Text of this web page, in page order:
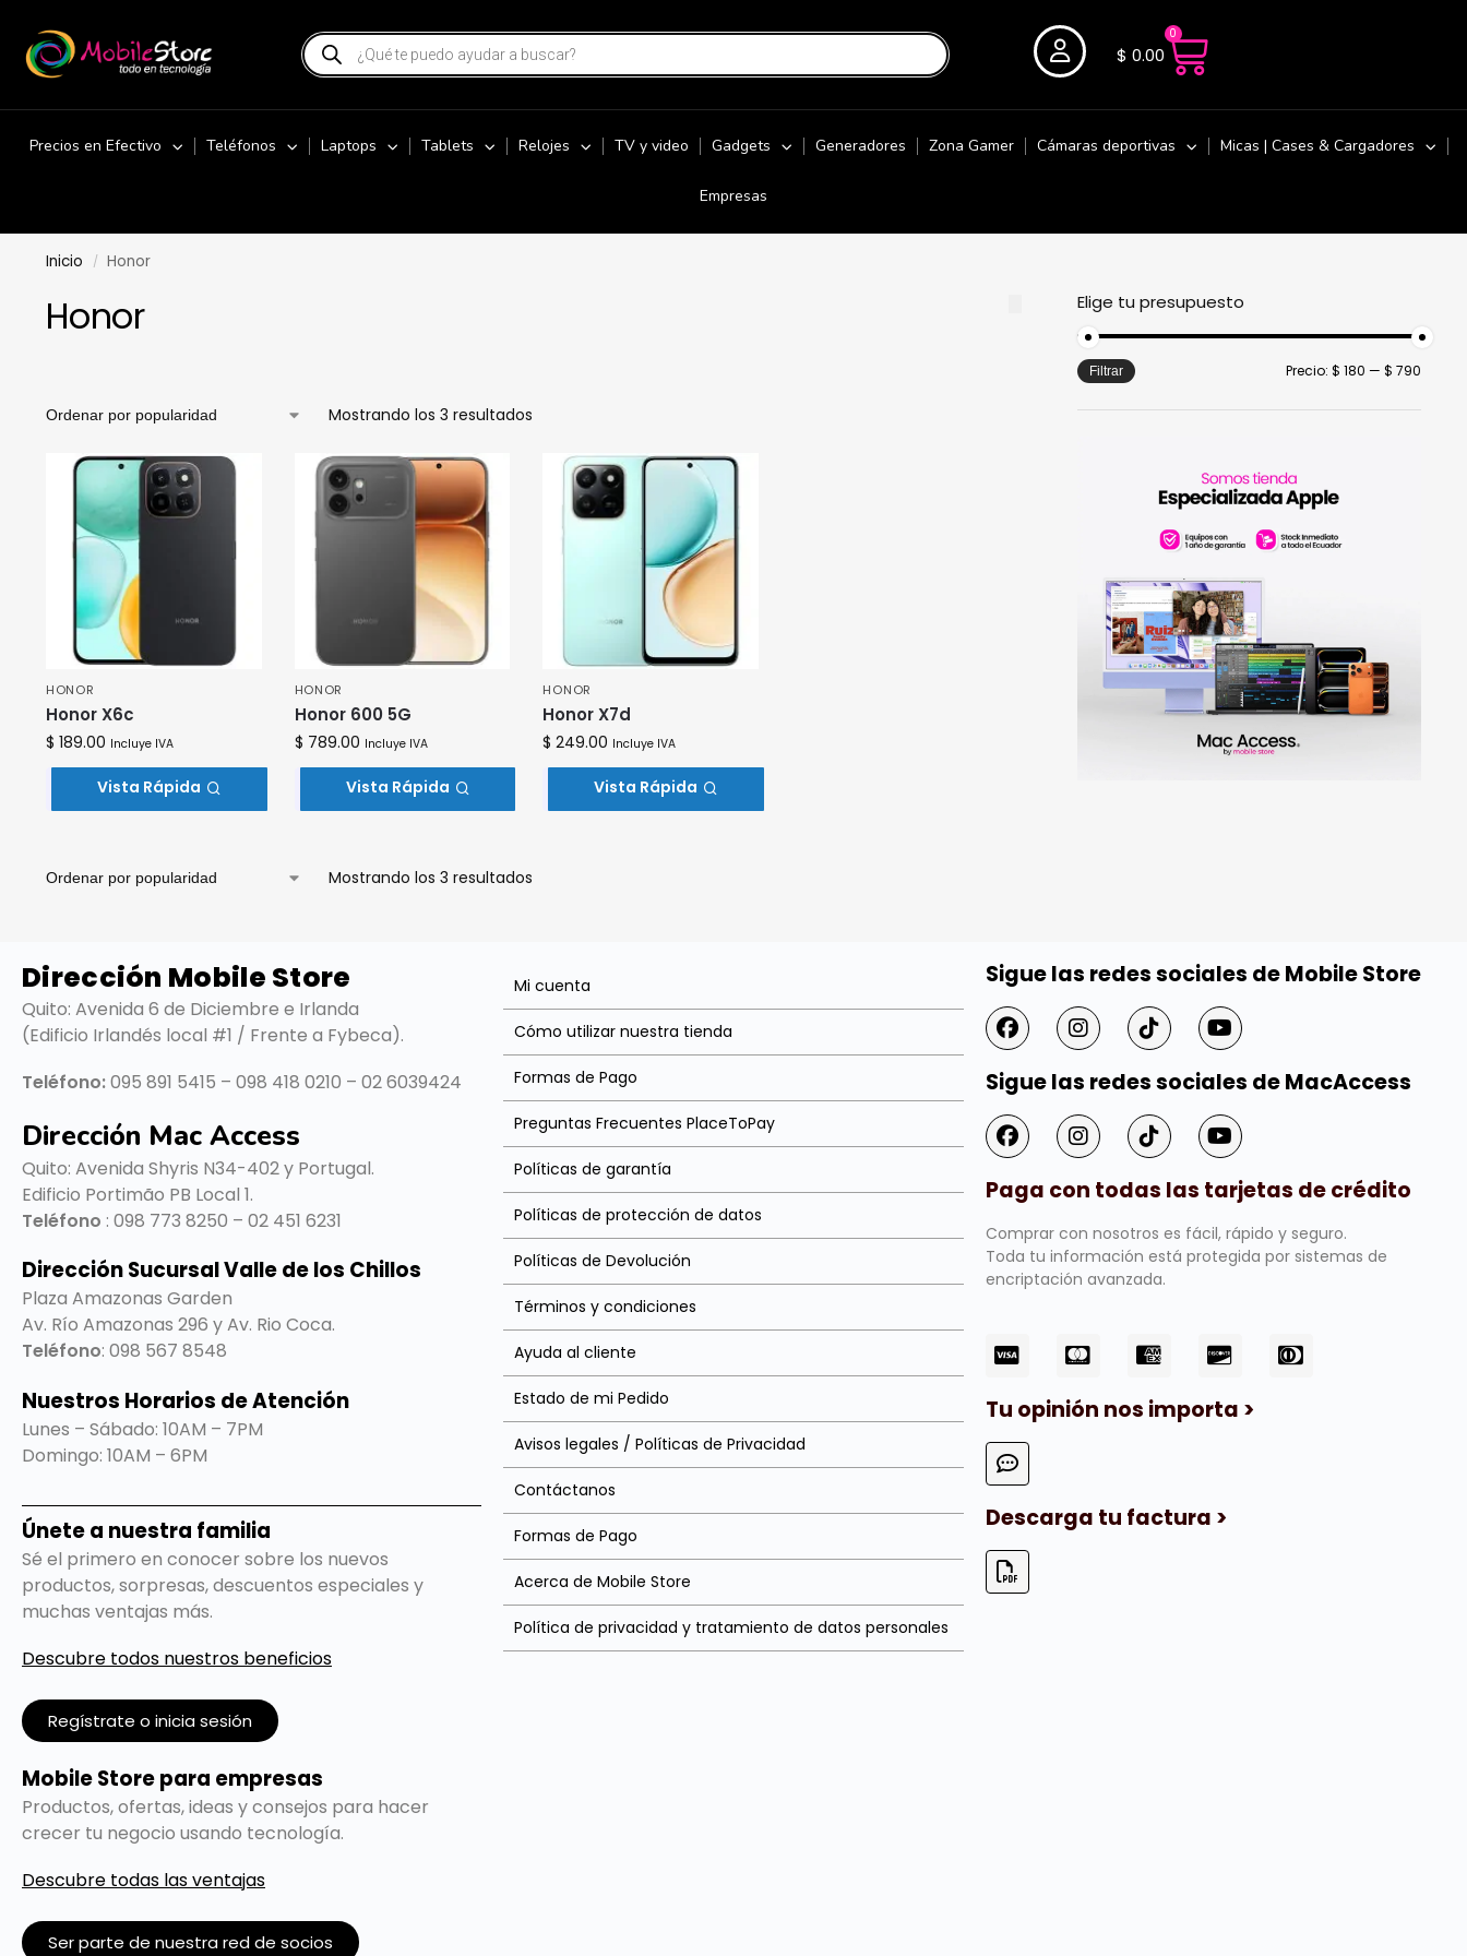
$ 0.00
0
Precios en Efectivo Teléfonos Laptops Tablets Relojes TV y video Gadgets Generadores Zona Gamer Cámaras deportivas Micas | Cases & Cargadores
Empresas
Inicio / Honor
Honor
Mostrando los 3 resultados
HONOR
Honor X6c
$ 189.00 Incluye IVA
Añadir al Carrito
Vista Rápida
HONOR
Honor 600 5G
$ 789.00 Incluye IVA
Añadir al Carrito
Vista Rápida
HONOR
Honor X7d
$ 249.00 Incluye IVA
Añadir al Carrito
Vista Rápida
Mostrando los 3 resultados
Elige tu presupuesto
Filtrar Precio:$ 180 —$ 790
Dirección Mobile Store
Quito: Avenida 6 de Diciembre e Irlanda
(Edificio Irlandés local #1 / Frente a Fybeca).
Teléfono:095 891 5415 – 098 418 0210 – 02 6039424
Dirección Mac Access
Quito: Avenida Shyris N34-402 y Portugal.
Edificio Portimão PB Local 1.
Teléfono : 098 773 8250 – 02 451 6231
Dirección Sucursal Valle de los Chillos
Plaza Amazonas Garden
Av. Río Amazonas 296 y Av. Rio Coca.
Teléfono: 098 567 8548
Nuestros Horarios de Atención
Lunes – Sábado: 10AM – 7PM
Domingo: 10AM – 6PM
Únete a nuestra familia
Sé el primero en conocer sobre los nuevos
productos, sorpresas, descuentos especiales y
muchas ventajas más.
Descubre todos nuestros beneficios
Regístrate o inicia sesión
Mobile Store para empresas
Productos, ofertas, ideas y consejos para hacer
crecer tu negocio usando tecnología.
Descubre todas las ventajas
Ser parte de nuestra red de socios
Mi cuenta
Cómo utilizar nuestra tienda
Formas de Pago
Preguntas Frecuentes PlaceToPay
Políticas de garantía
Políticas de protección de datos
Políticas de Devolución
Términos y condiciones
Ayuda al cliente
Estado de mi Pedido
Avisos legales / Políticas de Privacidad
Contáctanos
Formas de Pago
Acerca de Mobile Store
Política de privacidad y tratamiento de datos personales
Sigue las redes sociales de Mobile Store
Sigue las redes sociales de MacAccess
Paga con todas las tarjetas de crédito
Comprar con nosotros es fácil, rápido y seguro.
Toda tu información está protegida por sistemas de
encriptación avanzada.
Tu opinión nos importa >
Descarga tu factura >